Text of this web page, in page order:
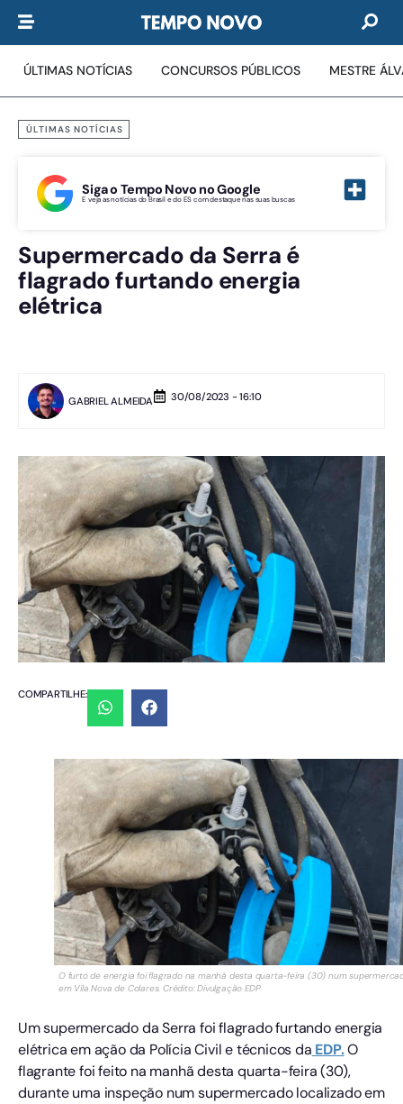
ÚLTIMAS NOTÍCIAS CONCURSOS PÚBLICOS MESTRE
ÚLTIMAS NOTÍCIAS
Siga o Tempo Novo no Google
E veja as notícias do Brasil e do ES com destaque nas suas buscas
Supermercado da Serra é
flagrado furtando energia
elétrica
GABRIEL ALMEIDA 30/08/2023 - 16:10
COMPARTILHE:
O furto de energia foi flagrado na manhã desta quarta-feira (30) num
em Vila Nova de Colares. Crédito: Divulgação EDP
Um supermercado da Serra foi flagrado furtando energia
elétrica em ação da Polícia Civil e técnicos da EDP.O
flagrante foi feito na manhã desta quarta-feira (30),
durante uma inspeção num supermercado localizado em